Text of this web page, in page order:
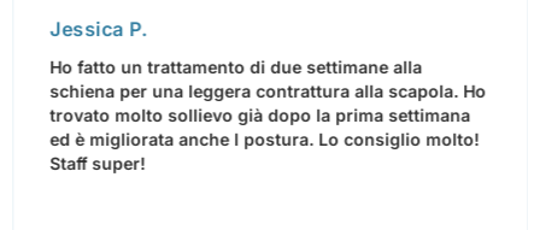
Jessica P.
Ho fatto un trattamento di due settimane alla
schiena per una leggera contrattura alla scapola. Ho
trovato molto sollievo già dopo la prima settimana
ed è migliorata anche l postura. Lo consiglio molto!
Staff super!